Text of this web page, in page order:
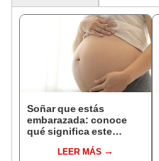
Soñar que estás
embarazada: conoce
qué significa este
LEER MÁS